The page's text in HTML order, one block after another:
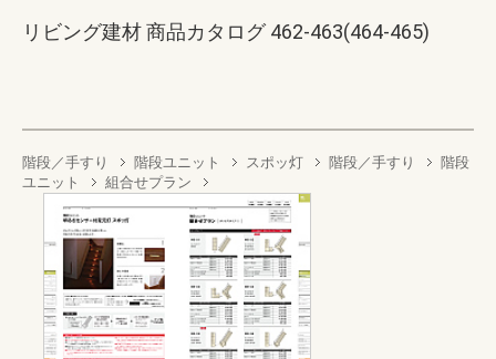
リビング建材 商品カタログ 462-463(464-465)
階段／手すり 階段ユニット スポッ灯 階段／手すり
階段
ユニット
組合せプラン